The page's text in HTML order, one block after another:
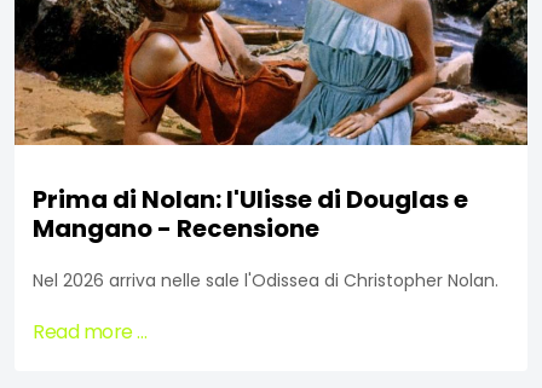
Prima di Nolan: l'Ulisse di Douglas e
Mangano - Recensione
Nel 2026 arriva nelle sale l'Odissea di Christopher Nolan.
Read more …